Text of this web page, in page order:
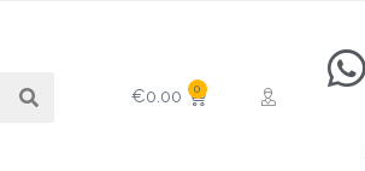
€0.00 0 CART